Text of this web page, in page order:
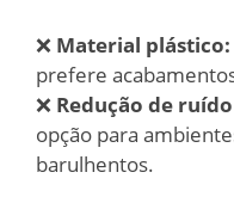
❌ Material plástico:
prefere
❌ Redução de
opção para
barulhentos.